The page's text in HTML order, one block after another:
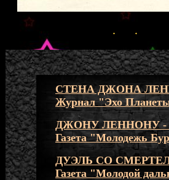
СТЕНА ДЖОНА
Журнал "Эхо
ДЖОНУ ЛЕННОНУ -
Газета "Молодежь
ДУЭЛЬ СО
Газета "Молодой